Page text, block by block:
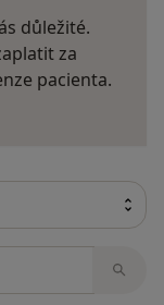
důležité.
za
pacienta.